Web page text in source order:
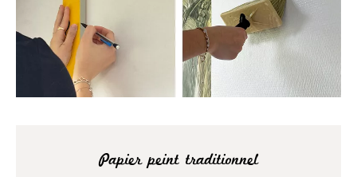
Papier peint traditionnel